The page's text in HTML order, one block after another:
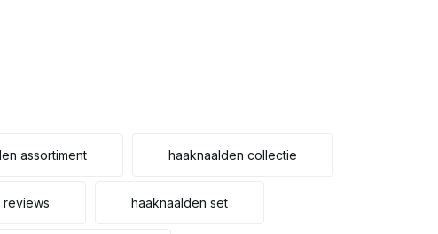
assortiment haaknaalden collectie
reviews haaknaalden set